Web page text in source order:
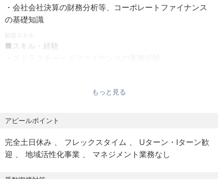
・その他：他行連携、船主との情報交換を通じた知見深化
および人脈形成
【組織情報】
配属先は本部のソリューション営業部サステナビリティ推
ソリューションを提供する当行の中核部門です。少数精鋭
【ポジションの魅力】
▪️高度な専門性の習得と発揮：ストラクチャードファイナン
スの中でも特に専門性の高いシップファイナンス業務に、
【勤務時間】
8：40～17：10（所定労働時間7時間30分、休憩時間60
分）
※フレックスタイム制導入しているため、始業および終業の
有給休暇（勤続年数に応じ15～20日付与。ただし初年度は
【福利厚生】
・会社会社決算の財務分析等、コーポレートファイナンス
の基礎知識
歓迎スキル
■スキル・経験
・金融機関（銀行、リース会社等）でのシップファイナン
・ビジネスレベルの英語力
■職歴
もっと見る
アピールポイント
完全土日休み フレックスタイム
Uターン・Iターン歓
迎
地域活性化事業 マネジメント業務なし